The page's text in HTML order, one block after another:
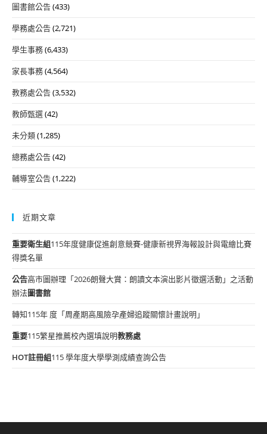
圖書館公告(433)
學務處公告(2,721)
學生事務(6,433)
家長事務(4,564)
教務處公告(3,532)
教師甄選(42)
未分類(1,285)
總務處公告(42)
輔導室公告(1,222)
近期文章
重要衛生組115年度健康促進創意競賽-健康新視界海報設計與電繪比賽
得獎名單
公告高市圖辦理「2026朗聲大賞：朗讀文本演出影片徵選活動」之活動
辦法圖書館
轉知115年 度「周產期高風險孕產婦追蹤關懷計畫說明」
重要115繁星推薦校內選填說明教務處
HOT註冊組115 學年度大學學測成績查詢公告